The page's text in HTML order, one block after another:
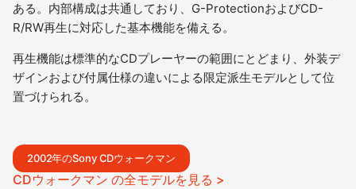
ある。内部構成は共通しており、G-ProtectionおよびCD-
R/RW再生に対応した基本機能を備える。
再生機能は標準的なCDプレーヤーの範囲にとどまり、外装デ
ザインおよび付属仕様の違いによる限定派生モデルとして位
置づけられる。
2002年のSony CDウォークマン
CDウォークマン の全モデルを見る >